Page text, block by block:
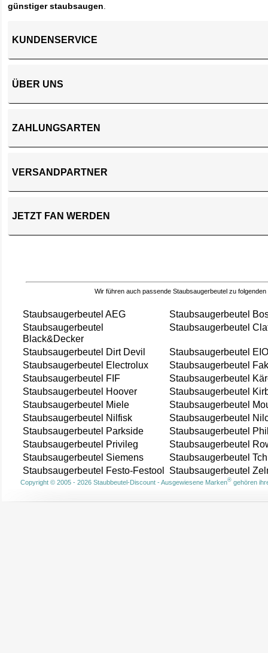
günstiger staubsaugen
KUNDENSERVICE
ÜBER UNS
ZAHLUNGSARTEN
VERSANDPARTNER
JETZT FAN WERDEN
Wir führen auch passende Staubsaugerbeutel zu folgenden
Staubsaugerbeutel AEG
Staubsaugerbeutel
Staubsaugerbeutel
Black&Decker
Staubsaugerbeutel
Staubsaugerbeutel Dirt Devil
Staubsaugerbeutel
Staubsaugerbeutel Electrolux
Staubsaugerbeutel
Staubsaugerbeutel FIF
Staubsaugerbeutel
Staubsaugerbeutel Hoover
Staubsaugerbeutel
Staubsaugerbeutel Miele
Staubsaugerbeutel
Staubsaugerbeutel Nilfisk
Staubsaugerbeutel
Staubsaugerbeutel Parkside
Staubsaugerbeutel
Staubsaugerbeutel Privileg
Staubsaugerbeutel
Staubsaugerbeutel Siemens
Staubsaugerbeutel
Staubsaugerbeutel Festo-Festool
Staubsaugerbeutel
Copyright © 2005 - 2026 Staubbeutel-Discount - Ausgewiesene Marken®gehören